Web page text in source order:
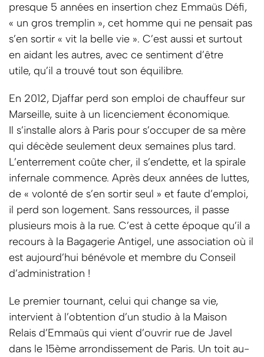
presque 5 années en insertion chez Emmaüs Défi,
« un gros tremplin », cet homme qui ne pensait pas
s’en sortir « vit la belle vie ». C’est aussi et surtout
en aidant les autres, avec ce sentiment d’être
utile, qu’il a trouvé tout son équilibre.
En 2012, Djaffar perd son emploi de chauffeur sur
Marseille, suite à un licenciement économique.
Il s’installe alors à Paris pour s’occuper de sa mère
qui décède seulement deux semaines plus tard.
L’enterrement coûte cher, il s’endette, et la spirale
infernale commence. Après deux années de luttes,
de « volonté de s’en sortir seul » et faute d’emploi,
il perd son logement. Sans ressources, il passe
plusieurs mois à la rue. C’est à cette époque qu’il a
recours à la Bagagerie Antigel, une association où il
est aujourd’hui bénévole et membre du Conseil
d’administration !
Le premier tournant, celui qui change sa vie,
intervient à l’obtention d’un studio à la Maison
Relais d’Emmaüs qui vient d’ouvrir rue de Javel
dans le 15ème arrondissement de Paris. Un toit au-